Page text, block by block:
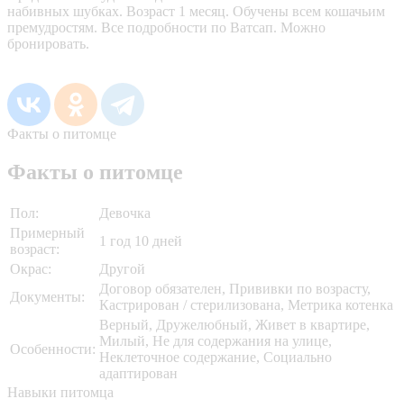
набивных шубках. Возраст 1 месяц. Обучены всем кошачьим
премудростям. Все подробности по Ватсап. Можно
бронировать.
Факты о питомце
Факты о питомце
Пол:
Девочка
Примерный
возраст:
1 год 10 дней
Окрас:
Другой
Документы:
Договор обязателен, Прививки по возрасту,
Кастрирован / стерилизована, Метрика котенка
Особенности:
Верный, Дружелюбный, Живет в квартире,
Милый, Не для содержания на улице,
Неклеточное содержание, Социально
адаптирован
Навыки питомца